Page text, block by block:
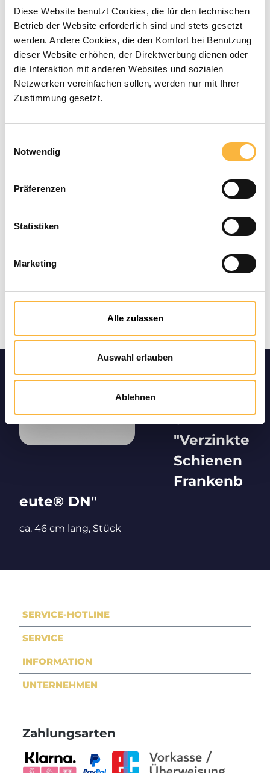
Diese Website benutzt Cookies, die für den technischen
Betrieb der Website erforderlich sind und stets gesetzt
werden. Andere Cookies, die den Komfort bei Benutzung
dieser Website erhöhen, der Direktwerbung dienen oder
die Interaktion mit anderen Websites und sozialen
Netzwerken vereinfachen sollen, werden nur mit Ihrer
Zustimmung gesetzt.
Notwendig
Präferenzen
Statistiken
Marketing
Alle zulassen
Auswahl erlauben
Ablehnen
0,90 €*
Preise inkl. MwSt. zzgl. Versandkosten
Verfügbar in der angegebenen Lieferzeit
Zahlungsarten
Produktin
en
"Verzinkte
Schienen
Frankenb
eute® DN"
ca. 46 cm lang, Stück
SERVICE-HOTLINE
SERVICE
INFORMATION
UNTERNEHMEN
Zahlungsarten